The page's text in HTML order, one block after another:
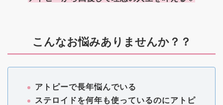
こんなお悩みありませんか？？
アトピーで長年悩んでいる
ステロイドを何年も使っているのにアトピ